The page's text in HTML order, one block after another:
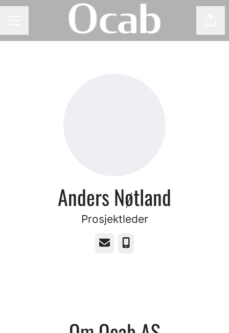
Anders Nøtland
Prosjektleder
E-postTelefonnummer